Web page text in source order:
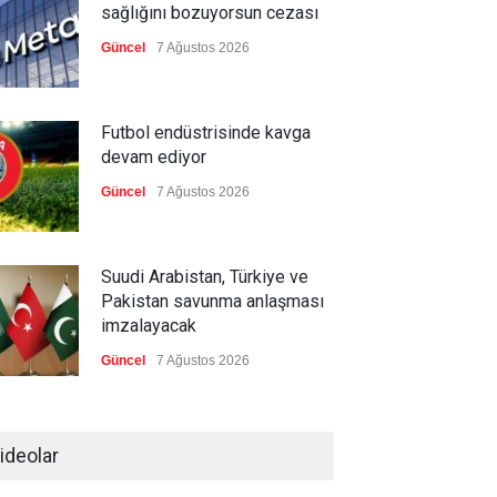
sağlığını bozuyorsun cezası
Güncel 7 Ağustos 2026
Futbol endüstrisinde kavga
devam ediyor
Güncel 7 Ağustos 2026
Suudi Arabistan, Türkiye ve
Pakistan savunma anlaşması
imzalayacak
Güncel 7 Ağustos 2026